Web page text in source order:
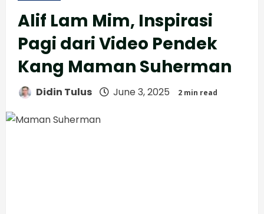
Alif Lam Mim, Inspirasi
Pagi dari Video Pendek
Kang Maman Suherman
Didin Tulus June 3, 2025 2 min read